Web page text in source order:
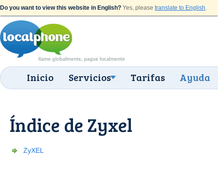
Do you want to view this website in English? Yes, please translate to English.
Inicio Servicios Tarifas Ayuda
Índice de Zyxel
ZyXEL